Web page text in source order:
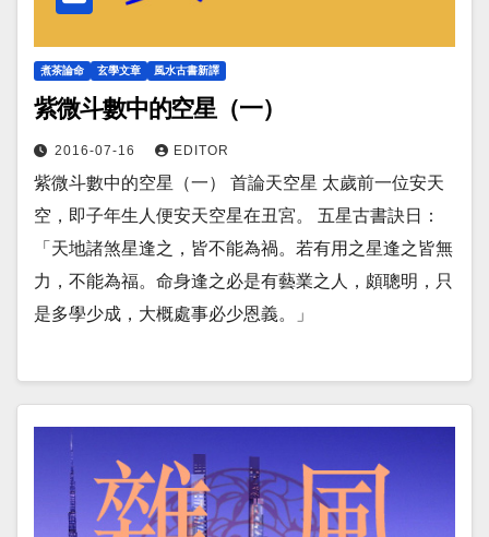
煮茶論命 玄學文章 風水古書新譯
紫微斗數中的空星（一）
2016-07-16 EDITOR
紫微斗數中的空星（一） 首論天空星 太歲前一位安天
空，即子年生人便安天空星在丑宮。 五星古書訣日：
「天地諸煞星逢之，皆不能為禍。若有用之星逢之皆無
力，不能為福。命身逢之必是有藝業之人，頗聰明，只
是多學少成，大概處事必少恩義。」